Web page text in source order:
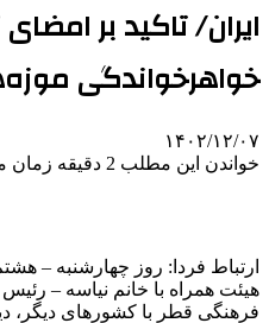
ایران/ تاکید بر
خواهرخواندگی
۱۴۰۲/۱۲/۰۷
خواندن این مطلب 2 دقیقه زمان میبرد
ارتباط فردا: روز چهارشنبه –
هیئت همراه با خانم نیاسه –
فرهنگی قطر با کشورهای دیگر،